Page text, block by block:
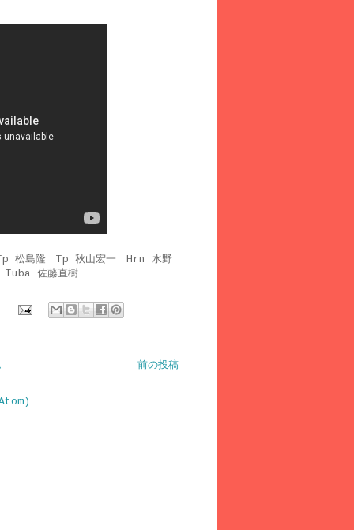
松島隆 Tp 秋山宏一 Hrn 水野
佐藤直樹
前の投稿